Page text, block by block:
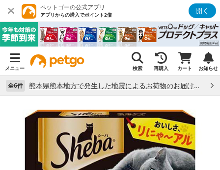
ペットゴーの公式アプリ
アプリからの購入でポイント2倍 開く
メニュー 検索 再購入 カート お知らせ
全6件 熊本県熊本地方で発生した地震によるお荷物のお届け状況について （7/28）